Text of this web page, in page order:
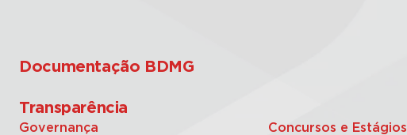
Documentação BDMG
Transparência
Governança Concursos e Estágios